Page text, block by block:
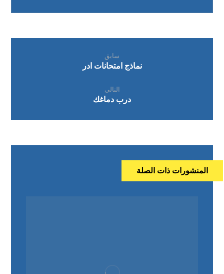
سابق
نماذج امتحانات ادر
التالي
درب دماغك
المنشورات ذات الصلة